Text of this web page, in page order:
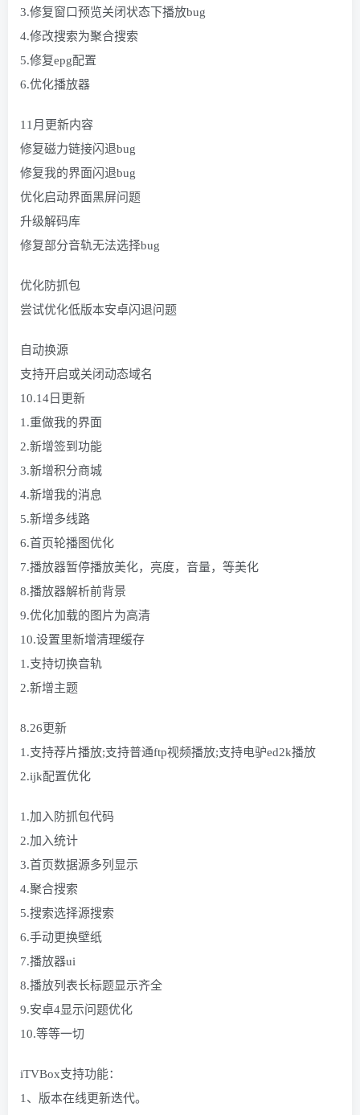
3.修复窗口预览关闭状态下播放bug
4.修改搜索为聚合搜索
5.修复epg配置
6.优化播放器
11月更新内容
修复磁力链接闪退bug
修复我的界面闪退bug
优化启动界面黑屏问题
升级解码库
修复部分音轨无法选择bug
优化防抓包
尝试优化低版本安卓闪退问题
自动换源
支持开启或关闭动态域名
10.14日更新
1.重做我的界面
2.新增签到功能
3.新增积分商城
4.新增我的消息
5.新增多线路
6.首页轮播图优化
7.播放器暂停播放美化，亮度，音量，等美化
8.播放器解析前背景
9.优化加载的图片为高清
10.设置里新增清理缓存
1.支持切换音轨
2.新增主题
8.26更新
1.支持荐片播放;支持普通ftp视频播放;支持电驴ed2k播放
2.ijk配置优化
1.加入防抓包代码
2.加入统计
3.首页数据源多列显示
4.聚合搜索
5.搜索选择源搜索
6.手动更换壁纸
7.播放器ui
8.播放列表长标题显示齐全
9.安卓4显示问题优化
10.等等一切
iTVBox支持功能：
1、版本在线更新迭代。